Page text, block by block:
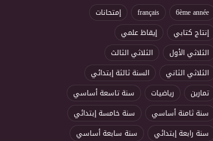
6ème année
français
إمتحانات
إنتاج كتابي
إيقاظ علمي
الثلاثي الأول
الثلاثي الثالث
الثلاثي الثاني
السنة ثالثة إبتدائي
تمارين
رياضيات
سنة تاسعة أساسي
سنة ثامنة أساسي
سنة خامسة إبتدائي
سنة رابعة إبتدائي
سنة سابعة أساسي